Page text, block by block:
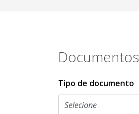
Documentos
Tipo de documento